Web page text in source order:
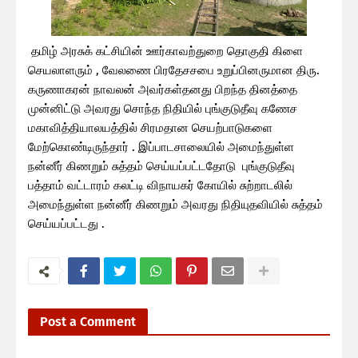
தமிழ் அரசுக் கட்சியின் ஊர்காவற்துறை தொகுதி கிளை
செயலாளரும் , வேலணை பிரதேசசபை உறுப்பினருமான திரு.
கருணாகரன் நாவலன் அவர்கள்தனது பிறந்த தினத்தை
முன்னிட்டு அவரது சொந்த நிதியில் புங்குடுதீவு கணேச
மகாவித்தியாலயத்தில் சிரமதான செயற்பாடுகளை
மேற்கொண்டிருந்தார் . இப்பாடசாலையில் அமைந்துள்ள
நன்னீர் கிணறும் சுத்தம் செய்யப்பட்டதோடு புங்குடுதீவு
பத்தாம் வட்டாரம் கலட்டி விநாயகர் கோயில் சுற்றாடலில்
அமைந்துள்ள நன்னீர் கிணறும் அவரது நிதியுதவியில் சுத்தம்
செய்யப்பட்டது .
Post a Comment